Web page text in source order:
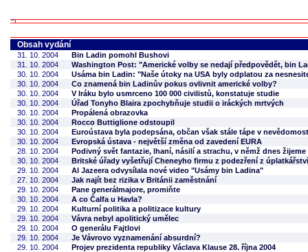
Obsah vydání
31. 10. 2004
Bin Ladin pomohl Bushovi
31. 10. 2004
Washington Post: "Americké volby se nedají předpovědět, bin
30. 10. 2004
Usáma bin Ladin: "Naše útoky na USA byly odplatou za
30. 10. 2004
Co znamená bin Ladinův pokus ovlivnit americké volby?
30. 10. 2004
V Iráku bylo usmrceno 100 000 civilistů, konstatuje studie
30. 10. 2004
Úřad Tonyho Blaira zpochybňuje studii o iráckých mrtvých
30. 10. 2004
Propálená obrazovka
30. 10. 2004
Rocco Buttiglione odstoupil
30. 10. 2004
Euroústava byla podepsána, občan však stále tápe v
30. 10. 2004
Evropská ústava - největší změna od zavedení EURA
28. 10. 2004
Podivný svět fantazie, lhaní, násilí a strachu, v němž dnes žijeme
30. 10. 2004
Britské úřady vyšetřují Cheneyho firmu z podezření z úplatkářství
29. 10. 2004
Al Jazeera odvysílala nové video "Usámy bin Ladina"
27. 10. 2004
Jak najít bez rizika v Británii zaměstnání
29. 10. 2004
Pane generálmajore, promiňte
30. 10. 2004
A co Čalfa u Havla?
29. 10. 2004
Kulturní politika a politizace kultury
29. 10. 2004
Vávra nebyl apolitický umělec
29. 10. 2004
O generálu Fajtlovi
29. 10. 2004
Je Vávrovo vyznamenání absurdní?
29. 10. 2004
Projev prezidenta republiky Václava Klause 28. října 2004